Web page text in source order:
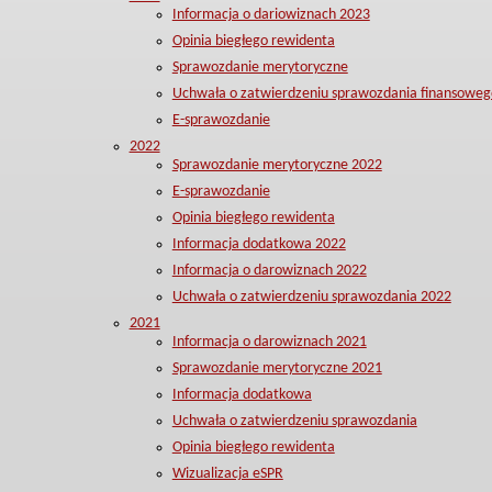
Informacja o dariowiznach 2023
Opinia biegłego rewidenta
Sprawozdanie merytoryczne
Uchwała o zatwierdzeniu sprawozdania
E-sprawozdanie
2022
Sprawozdanie merytoryczne 2022
E-sprawozdanie
Opinia biegłego rewidenta
Informacja dodatkowa 2022
Informacja o darowiznach 2022
Uchwała o zatwierdzeniu sprawozdania 2022
2021
Informacja o darowiznach 2021
Sprawozdanie merytoryczne 2021
Informacja dodatkowa
Uchwała o zatwierdzeniu sprawozdania
Opinia biegłego rewidenta
Wizualizacja eSPR